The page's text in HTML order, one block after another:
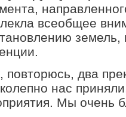
всеобщее
земель,
повторюсь, два
нас
Мы очень